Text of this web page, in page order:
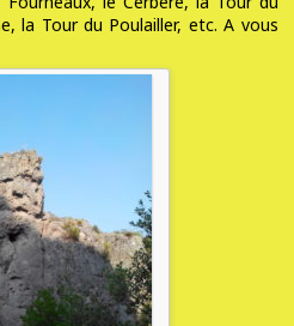
la Tour du Poulailler, etc. A vous